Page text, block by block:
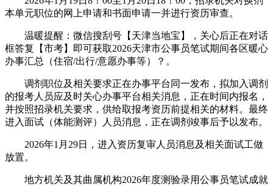
本单元职位的网上申请和书面申请一并进行资历审查。
温暖提醒：微信搜刮号【天津当地宝】，关心后正在对话
框答复【市考】即可获取2026天津市公事员笔试期间各区暖心
办事汇总（住宿/出行/意愿办事等）？。
调剂职位及相关要求正在办事平台同一发布，拟加入调剂
的报考人员应及时关心办事平台相关消息，正在时间内报名，
并按照招录机关要求，供给取报考资历前提相关的材料。最终
进入面试（体能测评）人员消息，正在调剂竣事后予以发布。
2026年1月29日，进入资历复审人员消息及相关面试工做
放置。
地方机关及其曲属机构2026年度测验录用公事员笔试成就